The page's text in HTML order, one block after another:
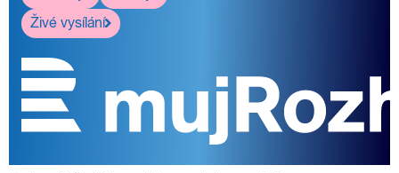
Živé vysílání